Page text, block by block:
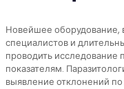
Новейшее оборудование,
специалистов и
проводить
показателям.
выявление отклонений